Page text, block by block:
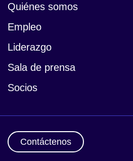
Quiénes somos
Empleo
Liderazgo
Sala de prensa
Socios
Contáctenos